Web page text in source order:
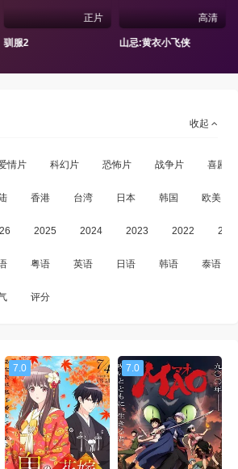
正片
驯服2
高清
山忌:黄衣小飞侠
收起
情片 科幻片 恐怖片 战争片 喜剧片
香港 台湾 日本 韩国 欧美
2025 2024 2023 2022
粤语 英语 日语 韩语 泰语
评分
7.0 7.0